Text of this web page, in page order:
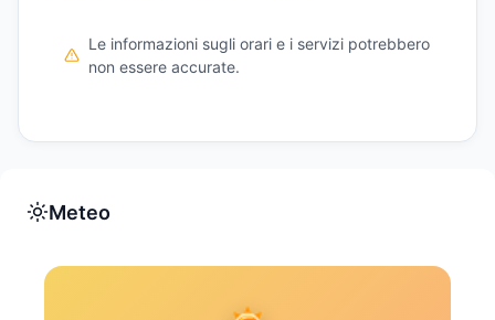
Le informazioni sugli orari e i servizi potrebbero
non essere accurate.
Meteo